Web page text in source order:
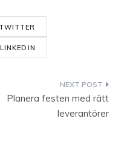
TWITTER
LINKEDIN
Planera festen med rätt
leverantörer